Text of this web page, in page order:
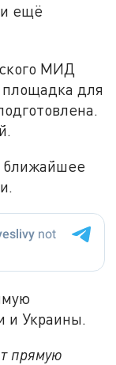
ещё
МИД
площадка для
ближайшее
и Украины.
прямую